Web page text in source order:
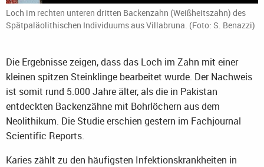
Loch im rechten unteren dritten Backenzahn (Weißheitszahn) des
Spätpaläolithischen Individuums aus Villabruna. (Foto: S. Benazzi)
Die Ergebnisse zeigen, dass das Loch im Zahn mit einer
kleinen spitzen Steinklinge bearbeitet wurde. Der Nachweis
ist somit rund 5.000 Jahre älter, als die in Pakistan
entdeckten Backenzähne mit Bohrlöchern aus dem
Neolithikum. Die Studie erschien gestern im Fachjournal
Scientific Reports.
Karies zählt zu den häufigsten Infektionskrankheiten in